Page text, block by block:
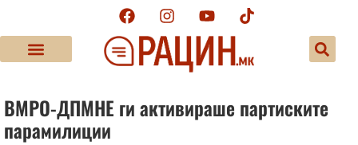
ВМРО-ДПМНЕ ги активираше партиските
парамилиции